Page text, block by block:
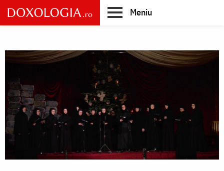
Skip
to
main
Meniu